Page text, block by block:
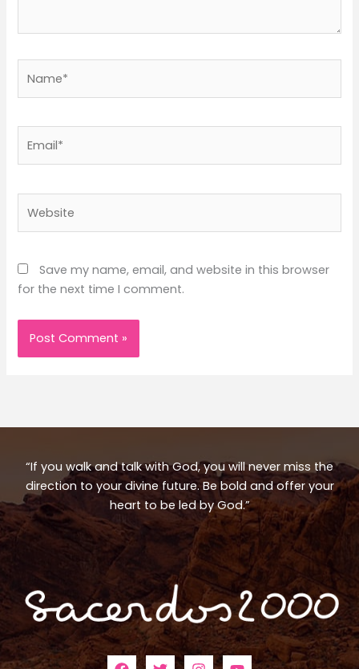
Save my name, email, and website in this browser
for the next time I comment.
“If you walk and talk with God, you will never miss the
direction to your divine future. Be bold and offer your
heart to be led by God.”